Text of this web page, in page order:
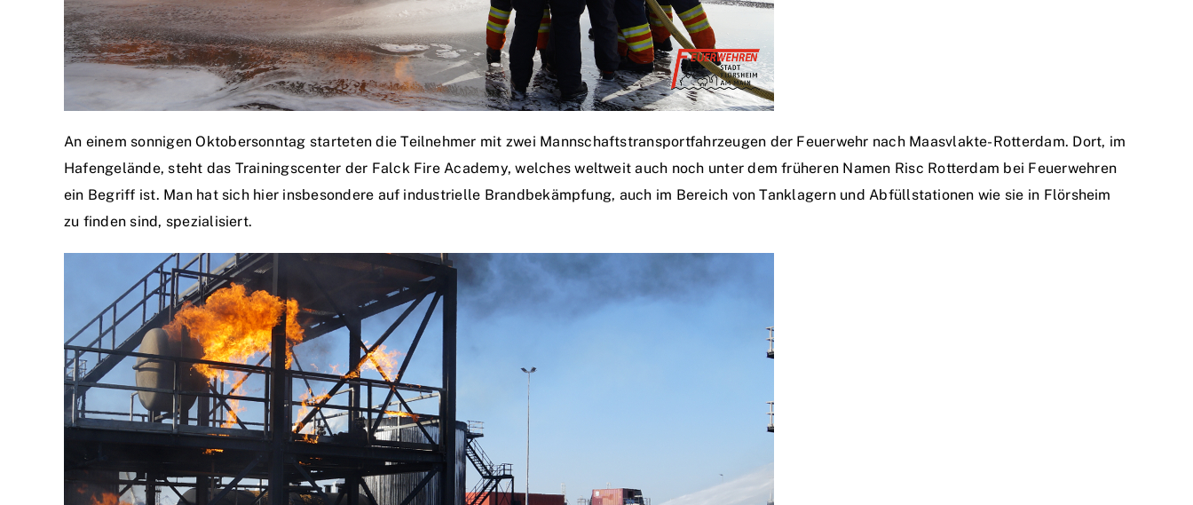
An einem sonnigen Oktobersonntag starteten die Teilnehmer mit zwei Mannschaftstransportfahrzeugen der Feuerwehr nach Maasvlakte-Rotterdam. Dort, im
Hafengelände, steht das Trainingscenter der Falck Fire Academy, welches weltweit auch noch unter dem früheren Namen Risc Rotterdam bei Feuerwehren
ein Begriff ist. Man hat sich hier insbesondere auf industrielle Brandbekämpfung, auch im Bereich von Tanklagern und Abfüllstationen wie sie in Flörsheim
zu finden sind, spezialisiert.